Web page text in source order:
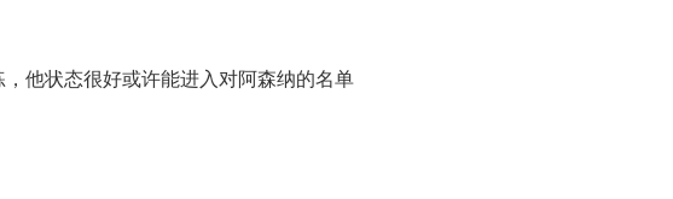
他状态很好或许能进入对阿森纳的名单